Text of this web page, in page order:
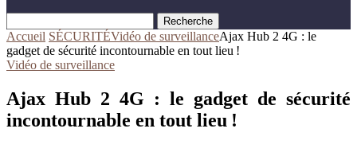
Recherche
Accueil SÉCURITÉVidéo de surveillanceAjax Hub 2 4G : le
gadget de sécurité incontournable en tout lieu !
Vidéo de surveillance
Ajax Hub 2 4G : le gadget de sécurité
incontournable en tout lieu !